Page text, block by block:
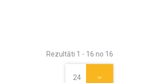
Rezultāti 1 - 16 no 16
24